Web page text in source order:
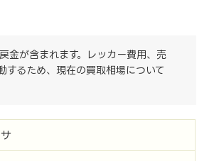
金が含まれます。レッカー費用、売
するため、現在の買取相場について